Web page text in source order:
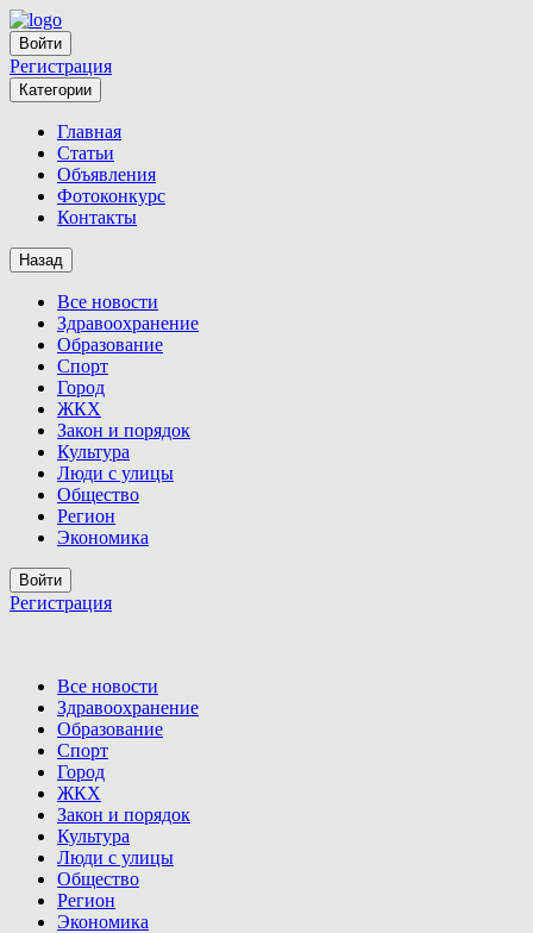
Войти
Регистрация
Категории
Главная
Статьи
Объявления
Фотоконкурс
Контакты
Назад
Все новости
Здравоохранение
Образование
Спорт
Город
ЖКХ
Закон и порядок
Культура
Люди с улицы
Общество
Регион
Экономика
Войти
Регистрация
Все новости
Здравоохранение
Образование
Спорт
Город
ЖКХ
Закон и порядок
Культура
Люди с улицы
Общество
Регион
Экономика